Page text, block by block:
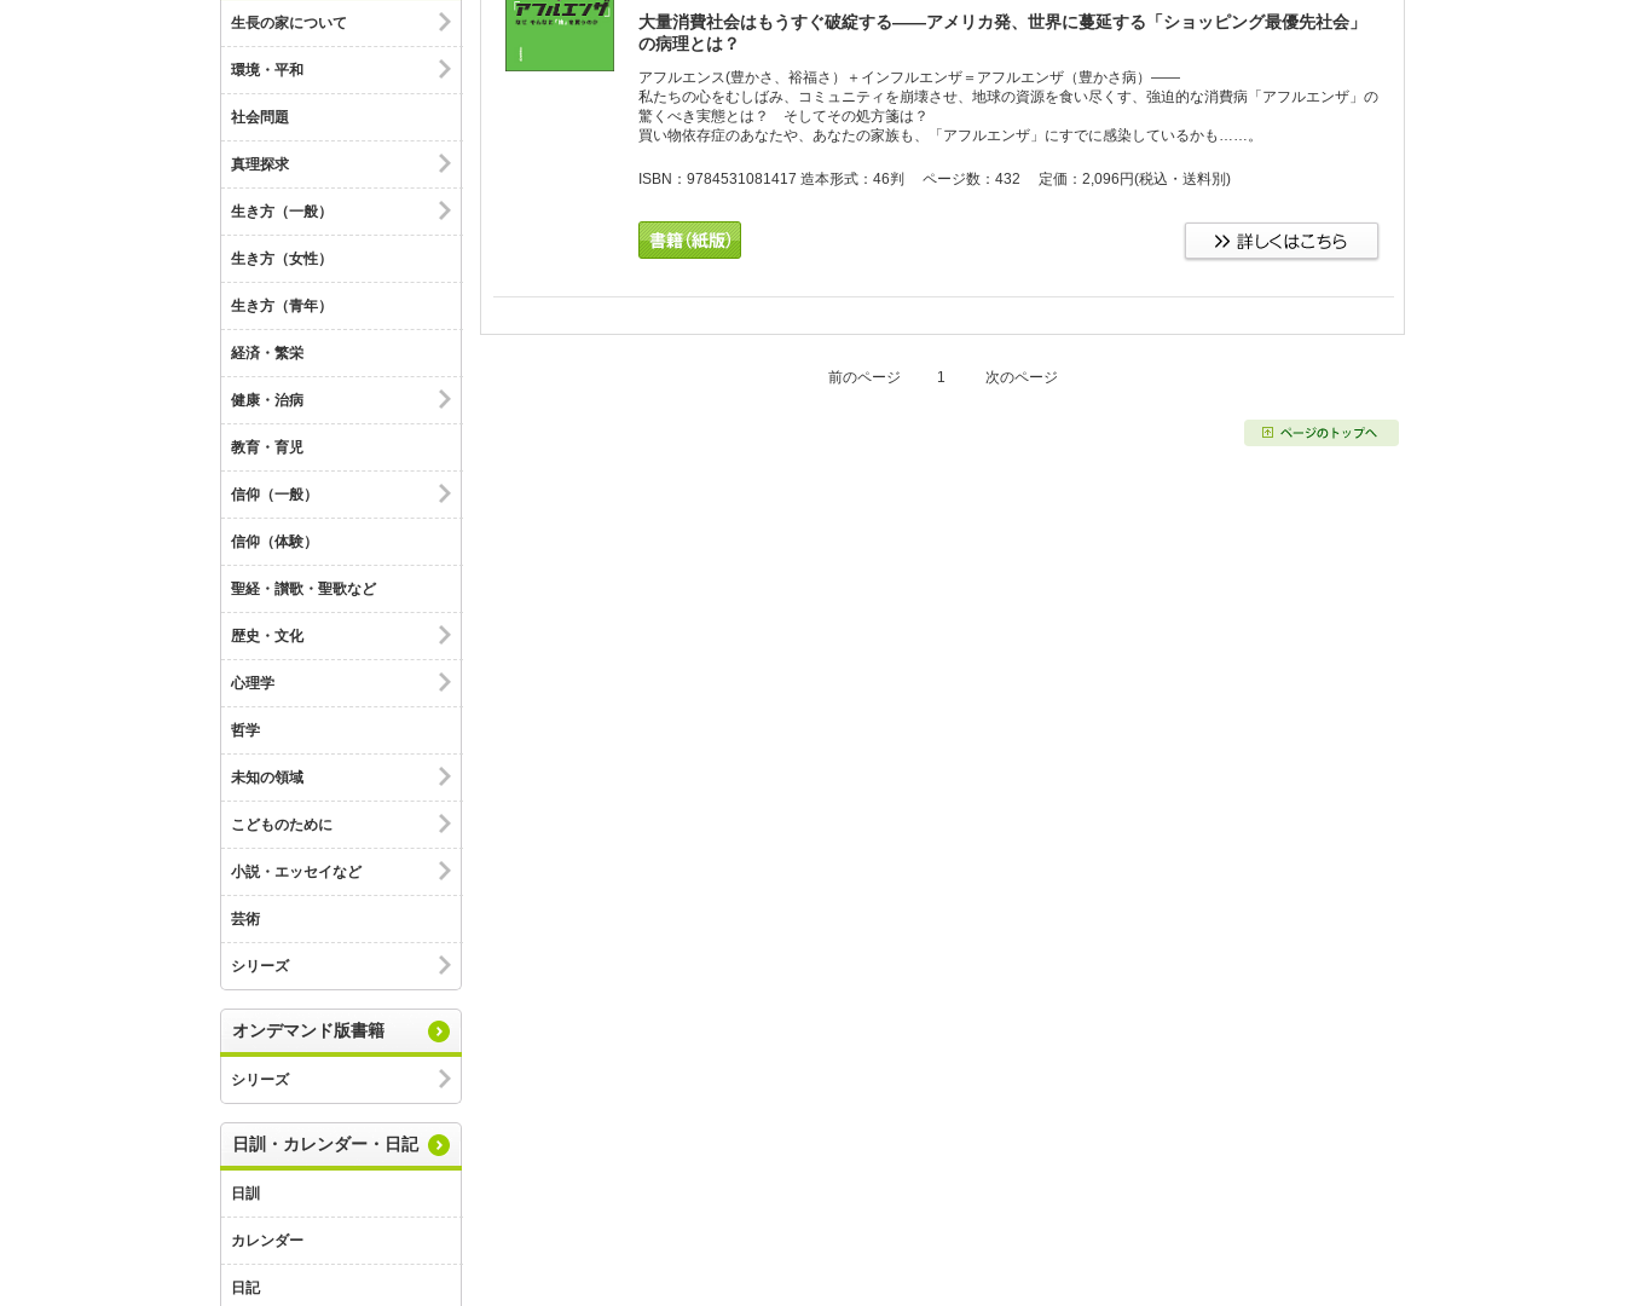
生長の家について
環境・平和
社会問題
真理探求
生き方（一般）
生き方（女性）
生き方（青年）
経済・繁栄
健康・治病
教育・育児
信仰（一般）
信仰（体験）
聖経・讃歌・聖歌など
歴史・文化
心理学
哲学
未知の領域
こどものために
小説・エッセイなど
芸術
シリーズ
オンデマンド版書籍
シリーズ
日訓・カレンダー・日記
日訓
カレンダー
日記
大量消費社会はもうすぐ破綻する――アメリカ発、世界に蔓延する「ショッピング最優先社会」
の病理とは？
アフルエンス(豊かさ、裕福さ）＋インフルエンザ＝アフルエンザ（豊かさ病）――
私たちの心をむしばみ、コミュニティを崩壊させ、地球の資源を食い尽くす、強迫的な消費病「アフルエンザ」の
驚くべき実態とは？ そしてその処方箋は？
買い物依存症のあなたや、あなたの家族も、「アフルエンザ」にすでに感染しているかも……。
ISBN：9784531081417 造本形式：46判 ページ数：432 定価：2,096円(税込・送料別)
前のページ 1 次のページ